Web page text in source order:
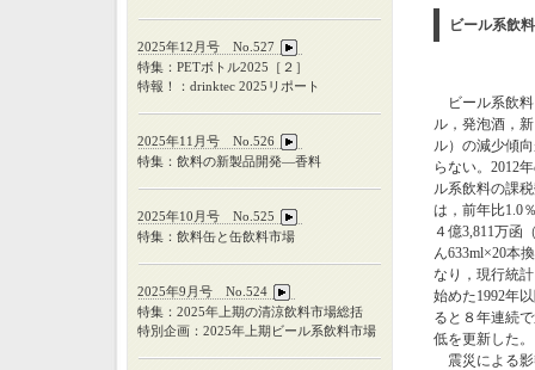
ビール系飲
ビール系飲
ル，発泡酒，
ル）の減少傾
らない。2012
ル系飲料の課
は，前年比1.0
４億3,811万函
ん633ml×20本
なり，現行統
始めた1992年
ると８年連続
低を更新した。
震災による
2025年12月号 No.527
特集：PETボトル2025
［２］
特報！：drinktec 2025 リポート
2025年11月号 No.526
特集：飲料の新製品開発―香料
2025年10月号 No.525
特集：飲料缶と缶飲料市場
2025年9月号 No.524
特集：2025年上期の清涼飲料市場総括
特別企画：2025年上期ビール系飲料市場